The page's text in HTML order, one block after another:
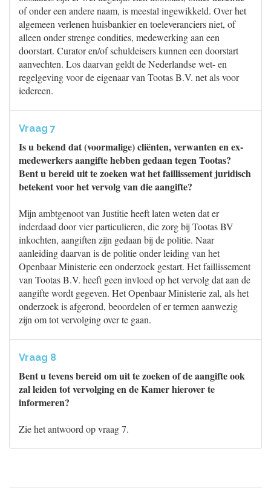
of onder een andere naam, is meestal ingewikkeld. Over het
algemeen verlenen huisbankier en toeleveranciers niet, of
alleen onder strenge condities, medewerking aan een
doorstart. Curator en/of schuldeisers kunnen een doorstart
aanvechten. Los daarvan geldt de Nederlandse wet- en
regelgeving voor de eigenaar van Tootas B.V. net als voor
iedereen.
Vraag 7
Is u bekend dat (voormalige) cliënten, verwanten en ex-
medewerkers aangifte hebben gedaan tegen Tootas?
Bent u bereid uit te zoeken wat het faillissement juridisch
betekent voor het vervolg van die aangifte?
Mijn ambtgenoot van Justitie heeft laten weten dat er
inderdaad door vier particulieren, die zorg bij Tootas BV
inkochten, aangiften zijn gedaan bij de politie. Naar
aanleiding daarvan is de politie onder leiding van het
Openbaar Ministerie een onderzoek gestart. Het faillissement
van Tootas B.V. heeft geen invloed op het vervolg dat aan de
aangifte wordt gegeven. Het Openbaar Ministerie zal, als het
onderzoek is afgerond, beoordelen of er termen aanwezig
zijn om tot vervolging over te gaan.
Vraag 8
Bent u tevens bereid om uit te zoeken of de aangifte ook
zal leiden tot vervolging en de Kamer hierover te
informeren?
Zie het antwoord op vraag 7.